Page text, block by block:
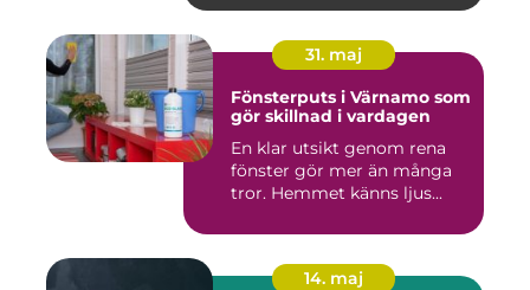
31. maj
Fönsterputs i Värnamo som
gör skillnad i vardagen
En klar utsikt genom rena
fönster gör mer än många
tror. Hemmet känns ljus...
14. maj